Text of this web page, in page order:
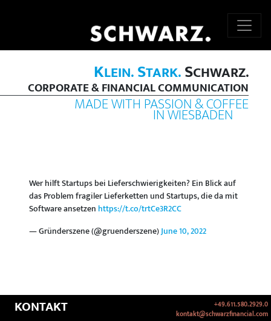
KLEIN.STARK.SCHWARZ.
CORPORATE & FINANCIAL COMMUNICATION
MADE WITH PASSION & COFFEE
IN WIESBADEN
Wer hilft Startups bei Lieferschwierigkeiten? Ein Blick auf
das Problem fragiler Lieferketten und Startups, die da mit
Software ansetzen https://t.co/trtCe3R2CC
— Gründerszene (@gruenderszene)June 10, 2022
KONTAKT
+49.611.580.2929.0
kontakt@schwarzfinancial.com